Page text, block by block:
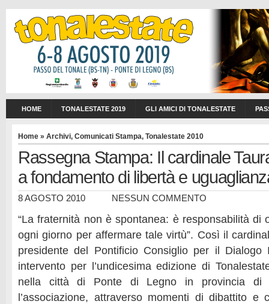
HOME TONALESTATE 2019 GLI AMICI DI TONALESTATE
Home » Archivi, Comunicati Stampa, Tonalestate 2010
Rassegna Stampa: Il cardinale
a fondamento di libertà e
8 AGOSTO 2010 NESSUN COMMENTO
“La fraternità non è spontanea: è responsabilità di
ogni giorno per affermare tale virtù”. Così il
presidente del Pontificio Consiglio per il Dialogo
intervento per l’undicesima edizione di
nella città di Ponte di Legno in provincia di
l’associazione, attraverso momenti di dibattito e